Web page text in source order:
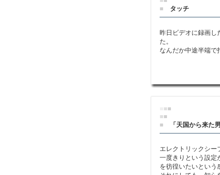
■
タッチ
昨日ビデオに録画し
た。
なんだか中途半端で
■■
■■
■
「天国から来た
エレクトリックシー
一度きりという設定
を彷徨いたいという